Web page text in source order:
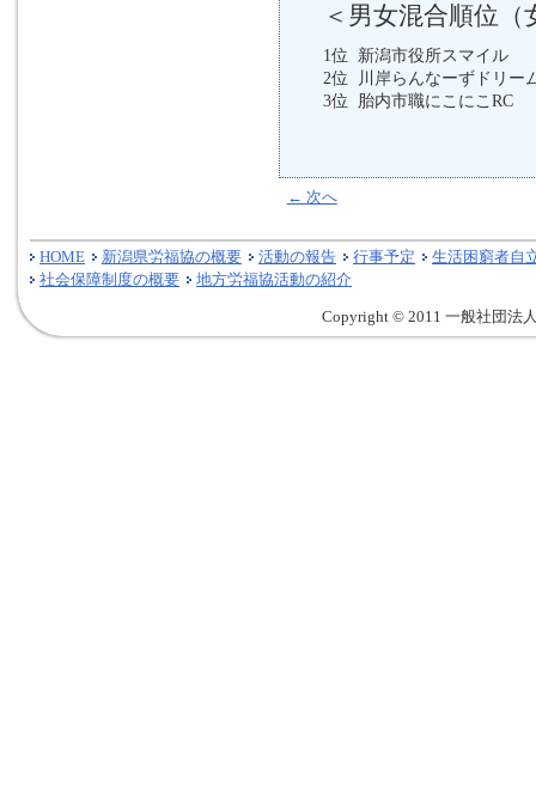
＜男女混合順位
1位
新潟市役所スマイル
2位
川岸らんなーずドリー
3位
胎内市職にこにこRC
← 次へ
HOME 新潟県労福協の概要 活動の報告 行事予定
生活困窮者自
社会保障制度の概要
地方労福協活動の紹介
Copyright © 2011 一般社団法